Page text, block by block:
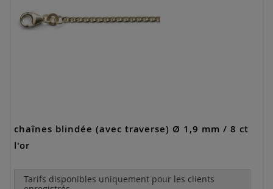
chaînes blindée (avec traverse) Ø 1,9 mm / 8 ct
l'or
Tarifs disponibles uniquement pour les clients